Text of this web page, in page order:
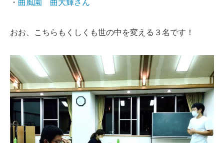
おお、こちらもくしくも世の中を変える３名です！